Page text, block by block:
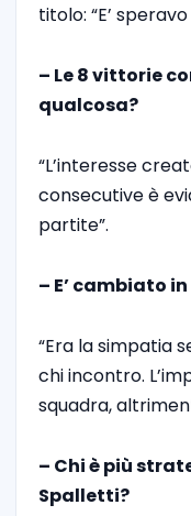
titolo: “E’
– Le 8 vittorie
qualcosa?
“L’interesse
consecutive è
partite”.
– E’ cambiato
“Era la simpatia
chi incontro.
squadra,
– Chi è più
Spalletti?